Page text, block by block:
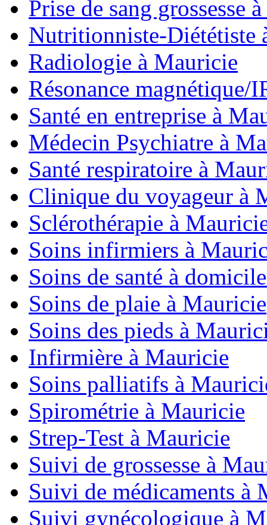
Prise de sang grossesse
Nutritionniste-Diététiste
Radiologie à Mauricie
Résonance magnétique/
Santé en entreprise à
Médecin Psychiatre à
Santé respiratoire à
Clinique du voyageur à
Sclérothérapie à
Soins infirmiers à
Soins de santé à
Soins de plaie à Mauricie
Soins des pieds à
Infirmière à Mauricie
Soins palliatifs à
Spirométrie à Mauricie
Strep-Test à Mauricie
Suivi de grossesse à
Suivi de médicaments à
Suivi gynécologique à